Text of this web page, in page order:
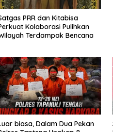
PRR dan Kitabisa
Kolaborasi Pulihkan
Terdampak Bencana
biasa, Dalam Dua Pekan